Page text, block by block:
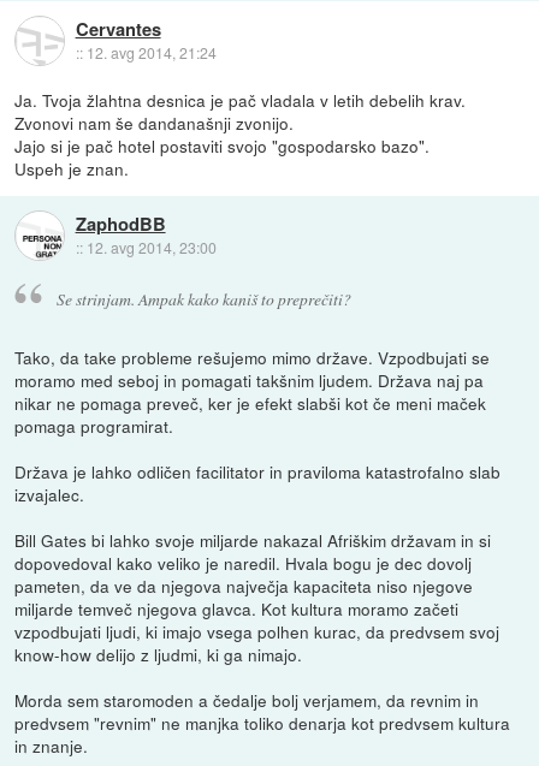
Cervantes
:: 12. avg 2014, 21:24
Ja. Tvoja žlahtna desnica je pač vladala v letih debelih krav.
Zvonovi nam še dandanašnji zvonijo.
Jajo si je pač hotel postaviti svojo "gospodarsko bazo".
Uspeh je znan.
ZaphodBB
:: 12. avg 2014, 23:00
Se strinjam. Ampak kako kaniš to preprečiti?
Tako, da take probleme rešujemo mimo države. Vzpodbujati se
moramo med seboj in pomagati takšnim ljudem. Država naj pa
nikar ne pomaga preveč, ker je efekt slabši kot če meni maček
pomaga programirat.
Država je lahko odličen facilitator in praviloma katastrofalno slab
izvajalec.
Bill Gates bi lahko svoje miljarde nakazal Afriškim državam in si
dopovedoval kako veliko je naredil. Hvala bogu je dec dovolj
pameten, da ve da njegova največja kapaciteta niso njegove
miljarde temveč njegova glavca. Kot kultura moramo začeti
vzpodbujati ljudi, ki imajo vsega polhen kurac, da predvsem svoj
know-how delijo z ljudmi, ki ga nimajo.
Morda sem staromoden a čedalje bolj verjamem, da revnim in
predvsem "revnim" ne manjka toliko denarja kot predvsem kultura
in znanje.